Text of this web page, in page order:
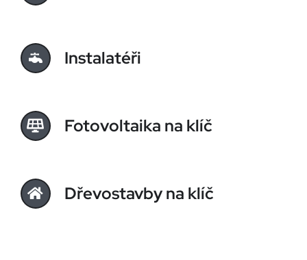
Instalatéři
Fotovoltaika na klíč
Dřevostavby na klíč